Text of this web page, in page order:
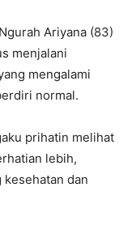
Ariyana (83)
menjalani
mengalami
normal.
prihatin melihat
lebih,
dan